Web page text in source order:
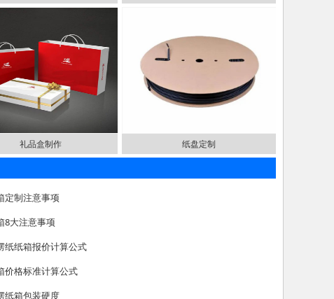
礼品盒制作 纸盘定制
定制注意事项
8大注意事项
纸纸箱报价计算公式
价格标准计算公式
纸箱包装硬度